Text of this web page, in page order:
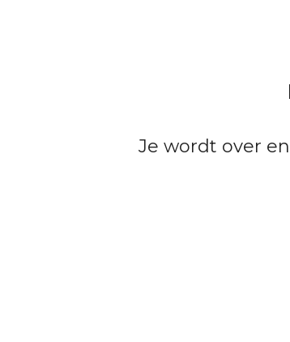
Je wordt over